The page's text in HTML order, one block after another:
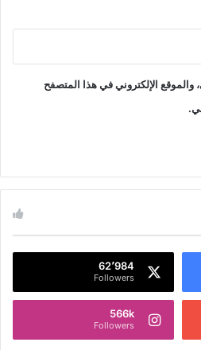
الإلكتروني في هذا المتصفح
62٬984
Followers
566k
Followers